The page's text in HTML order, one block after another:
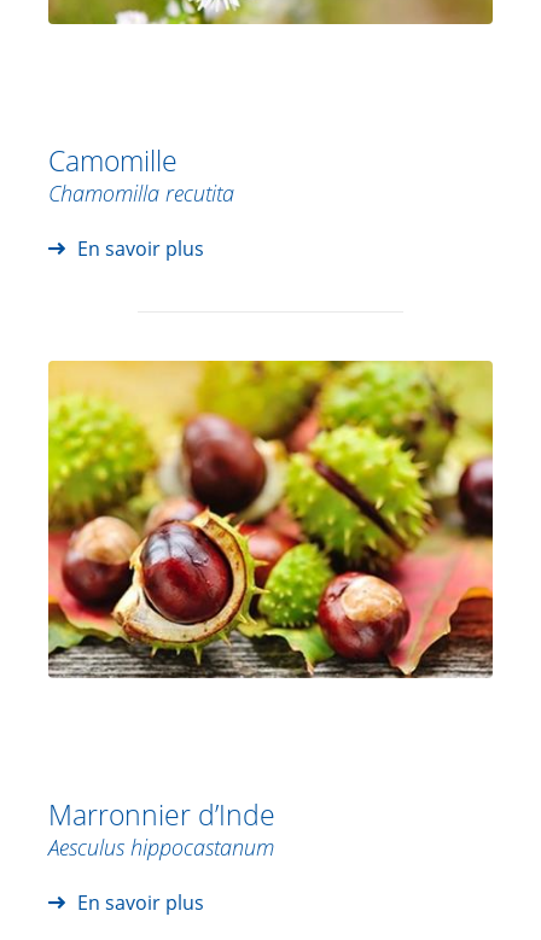
Camomille
Chamomilla recutita
En savoir plus
Marronnier d’Inde
Aesculus hippocastanum
En savoir plus